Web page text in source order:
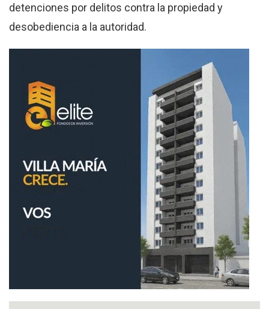
detenciones por delitos contra la propiedad y
desobediencia a la autoridad.